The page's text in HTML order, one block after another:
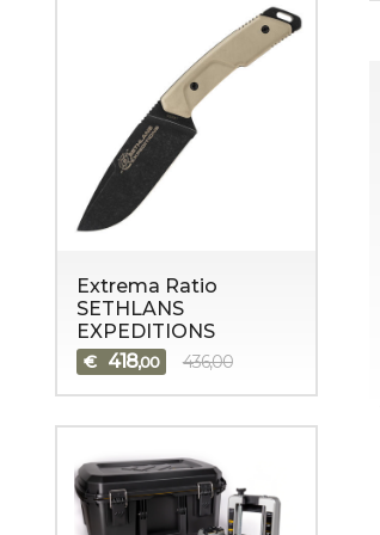
Extrema Ratio
SETHLANS
EXPEDITIONS
€ 418,00 436,00